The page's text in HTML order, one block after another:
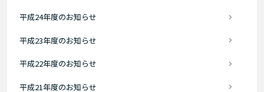
平成24年度のお知らせ
平成23年度のお知らせ
平成22年度のお知らせ
平成21年度のお知らせ